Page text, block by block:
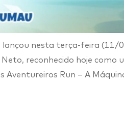
lançou nesta terça-feira (11/
reconhecido hoje como
Aventureiros Run – A